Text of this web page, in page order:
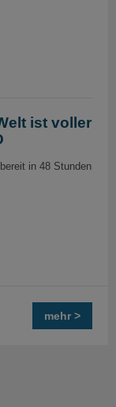
ist voller
in 48 Stunden
mehr >